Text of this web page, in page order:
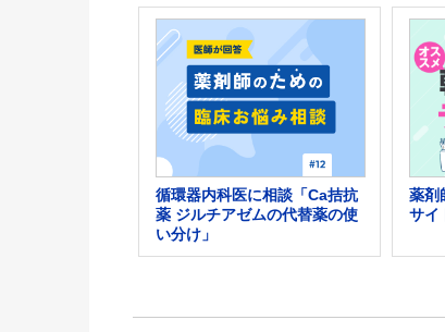
循環器内科医に相談「Ca拮抗
薬 ジルチアゼムの代替薬の使
い分け」
薬剤
サイ